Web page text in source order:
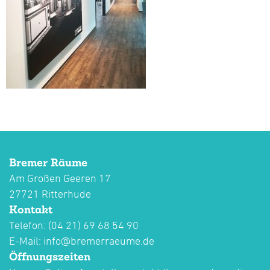
Bremer Räume
Am Großen Geeren 17
27721 Ritterhude
Kontakt
Telefon: (04 21) 69 68 54 90
E-Mail: info@bremerraeume.de
Öffnungszeiten